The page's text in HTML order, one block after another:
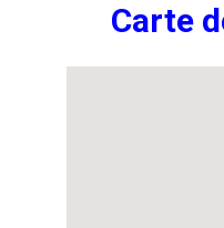
Carte